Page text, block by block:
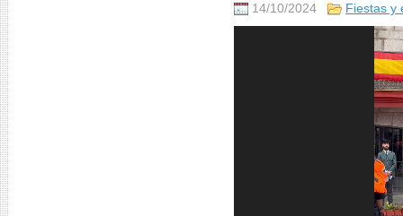
14/10/2024
Fiestas y